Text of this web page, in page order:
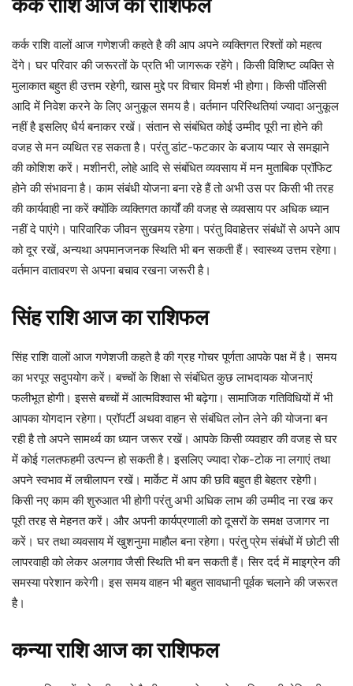
कर्क राशि वालों आज गणेशजी कहते है की आप अपने व्यक्तिगत रिश्तों को महत्व
देंगे। घर परिवार की जरूरतों के प्रति भी जागरूक रहेंगे। किसी विशिष्ट व्यक्ति से
मुलाकात बहुत ही उत्तम रहेगी, खास मुद्दे पर विचार विमर्श भी होगा। किसी पॉलिसी
आदि में निवेश करने के लिए अनुकूल समय है। वर्तमान परिस्थितियां ज्यादा अनुकूल
नहीं है इसलिए धैर्य बनाकर रखें। संतान से संबंधित कोई उम्मीद पूरी ना होने की
वजह से मन व्यथित रह सकता है। परंतु डांट-फटकार के बजाय प्यार से समझाने
की कोशिश करें। मशीनरी, लोहे आदि से संबंधित व्यवसाय में मन मुताबिक प्रॉफिट
होने की संभावना है। काम संबंधी योजना बना रहे हैं तो अभी उस पर किसी भी तरह
की कार्यवाही ना करें क्योंकि व्यक्तिगत कार्यों की वजह से व्यवसाय पर अधिक ध्यान
नहीं दे पाएंगे। पारिवारिक जीवन सुखमय रहेगा। परंतु विवाहेत्तर संबंधों से अपने आप
को दूर रखें, अन्यथा अपमानजनक स्थिति भी बन सकती हैं। स्वास्थ्य उत्तम रहेगा।
वर्तमान वातावरण से अपना बचाव रखना जरूरी है।
सिंहराशिआजकाराशिफल
सिंह राशि वालों आज गणेशजी कहते है की ग्रह गोचर पूर्णता आपके पक्ष में है। समय
का भरपूर सदुपयोग करें। बच्चों के शिक्षा से संबंधित कुछ लाभदायक योजनाएं
फलीभूत होगी। इससे बच्चों में आत्मविश्वास भी बढ़ेगा। सामाजिक गतिविधियों में भी
आपका योगदान रहेगा। प्रॉपर्टी अथवा वाहन से संबंधित लोन लेने की योजना बन
रही है तो अपने सामर्थ्य का ध्यान जरूर रखें। आपके किसी व्यवहार की वजह से घर
में कोई गलतफहमी उत्पन्न हो सकती है। इसलिए ज्यादा रोक-टोक ना लगाएं तथा
अपने स्वभाव में लचीलापन रखें। मार्केट में आप की छवि बहुत ही बेहतर रहेगी।
किसी नए काम की शुरुआत भी होगी परंतु अभी अधिक लाभ की उम्मीद ना रख कर
पूरी तरह से मेहनत करें। और अपनी कार्यप्रणाली को दूसरों के समक्ष उजागर ना
करें। घर तथा व्यवसाय में खुशनुमा माहौल बना रहेगा। परंतु प्रेम संबंधों में छोटी सी
लापरवाही को लेकर अलगाव जैसी स्थिति भी बन सकती हैं। सिर दर्द में माइग्रेन की
समस्या परेशान करेगी। इस समय वाहन भी बहुत सावधानी पूर्वक चलाने की जरूरत
है।
कन्याराशिआजकाराशिफल